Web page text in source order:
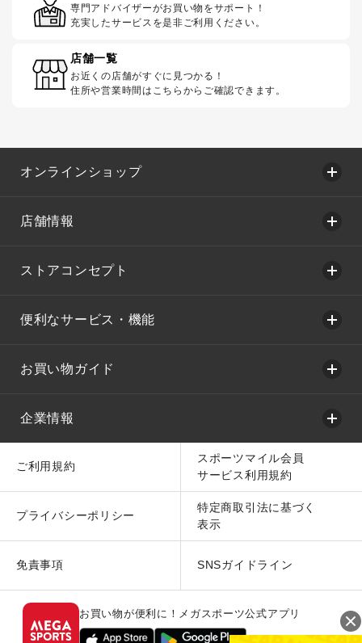
専門アドバイザーがお買い物をサポート！
充実したサービスを是非ご利用ください。
店舗一覧
お近くの店舗がすぐに見つかる！
住所や営業時間はこちらからご確認できます。
オンラインショップ
店舗情報
ストアコンセプト
便利なサービス・機能
お買い物ガイド
企業情報
ご利用規約
スポーツマイル会員
サービス利用規約
プライバシーポリシー
特定商取引法に基づく
表示
免責事項 SNSガイドライン
お買い物が便利に！メガスポーツ公式アプリ